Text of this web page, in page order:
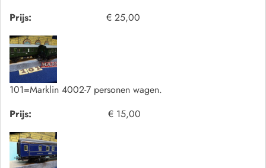
Prijs:
€ 25,00
101=Marklin 4002-7 personen wagen.
Prijs:
€ 15,00